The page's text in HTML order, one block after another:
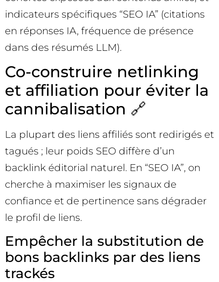
indicateurs spécifiques “SEO IA” (citations
en réponses IA, fréquence de présence
dans des résumés LLM).
Co-construire netlinking
et affiliation pour éviter la
cannibalisation 🔗
La plupart des liens affiliés sont redirigés et
tagués ; leur poids SEO diffère d’un
backlink éditorial naturel. En “SEO IA”, on
cherche à maximiser les signaux de
confiance et de pertinence sans dégrader
le profil de liens.
Empêcher la substitution de
bons backlinks par des liens
trackés